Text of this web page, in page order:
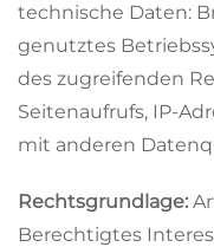
technische Daten:
genutztes
des zugreifenden
Seitenaufrufs, IP-
mit anderen
Rechtsgrundlage:
Berechtigtes